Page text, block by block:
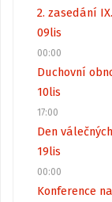
2. zasedání
09lis
00:00
Duchovní
10lis
17:00
Den
19lis
00:00
Konference